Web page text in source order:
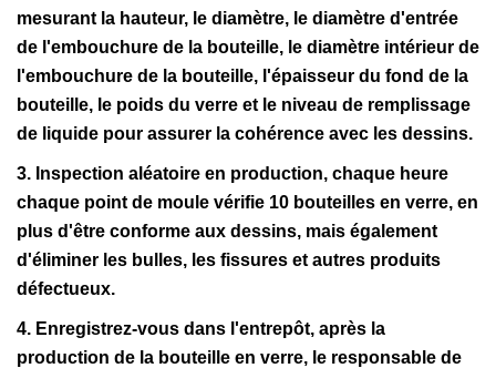
mesurant la hauteur, le diamètre, le diamètre d'entrée
de l'embouchure de la bouteille, le diamètre intérieur de
l'embouchure de la bouteille, l'épaisseur du fond de la
bouteille, le poids du verre et le niveau de remplissage
de liquide pour assurer la cohérence avec les dessins.
3. Inspection aléatoire en production, chaque heure
chaque point de moule vérifie 10 bouteilles en verre, en
plus d'être conforme aux dessins, mais également
d'éliminer les bulles, les fissures et autres produits
défectueux.
4. Enregistrez-vous dans l'entrepôt, après la
production de la bouteille en verre, le responsable de